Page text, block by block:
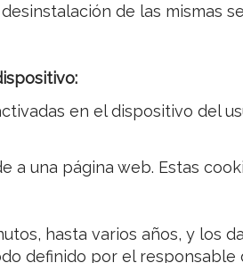
de las mismas
en el dispositivo del
a una página web. Estas
hasta varios años, y los
definido por el responsable